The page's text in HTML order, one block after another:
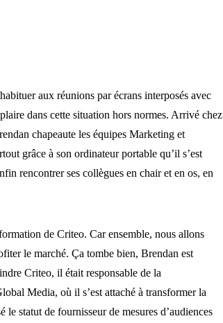
aux réunions par écrans interposés avec
dans cette situation hors normes. Arrivé chez
chapeaute les équipes Marketing et
grâce à son ordinateur portable qu’il s’est
rencontrer ses collègues en chair et en os, en
de Criteo. Car ensemble, nous allons
le marché. Ça tombe bien, Brendan est
Criteo, il était responsable de la
Media, où il s’est attaché à transformer la
statut de fournisseur de mesures d’audiences